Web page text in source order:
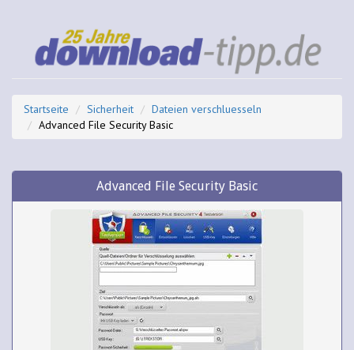
Startseite Sicherheit
Dateien verschluesseln
Advanced File Security Basic
Advanced File Security Basic